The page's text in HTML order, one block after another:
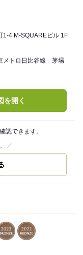
1-4 M-SQUAREビル 1F
メトロ日比谷線 茅場
を開く
認できます。